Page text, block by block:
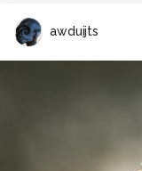
awduijts